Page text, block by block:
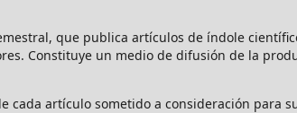
que publica artículos de índole
Constituye un medio de difusión de la
cada artículo sometido a consideración para